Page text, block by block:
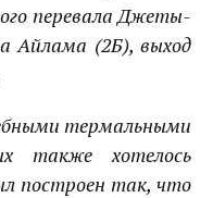
перевалаДжеты-
Айлама (2Б), выход
термальными
также хотелось
построен так, что